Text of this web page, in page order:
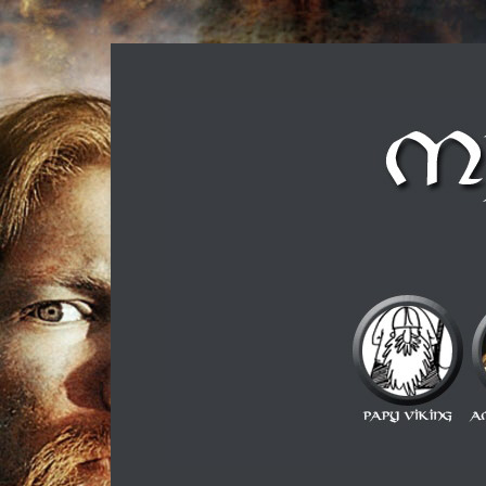
Musique métal et culture scandinave, le tout